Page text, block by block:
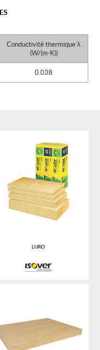
Conductivité thermique λ
(W/(m⋅K))
0.038
LURO